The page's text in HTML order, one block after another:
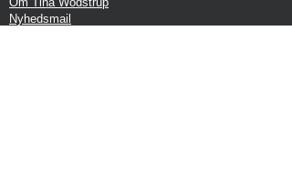
Nyhedsmail